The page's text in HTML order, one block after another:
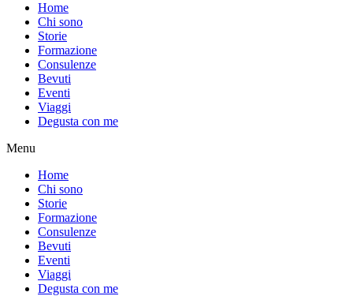
Home
Chi sono
Storie
Formazione
Consulenze
Bevuti
Eventi
Viaggi
Degusta con me
Menu
Home
Chi sono
Storie
Formazione
Consulenze
Bevuti
Eventi
Viaggi
Degusta con me